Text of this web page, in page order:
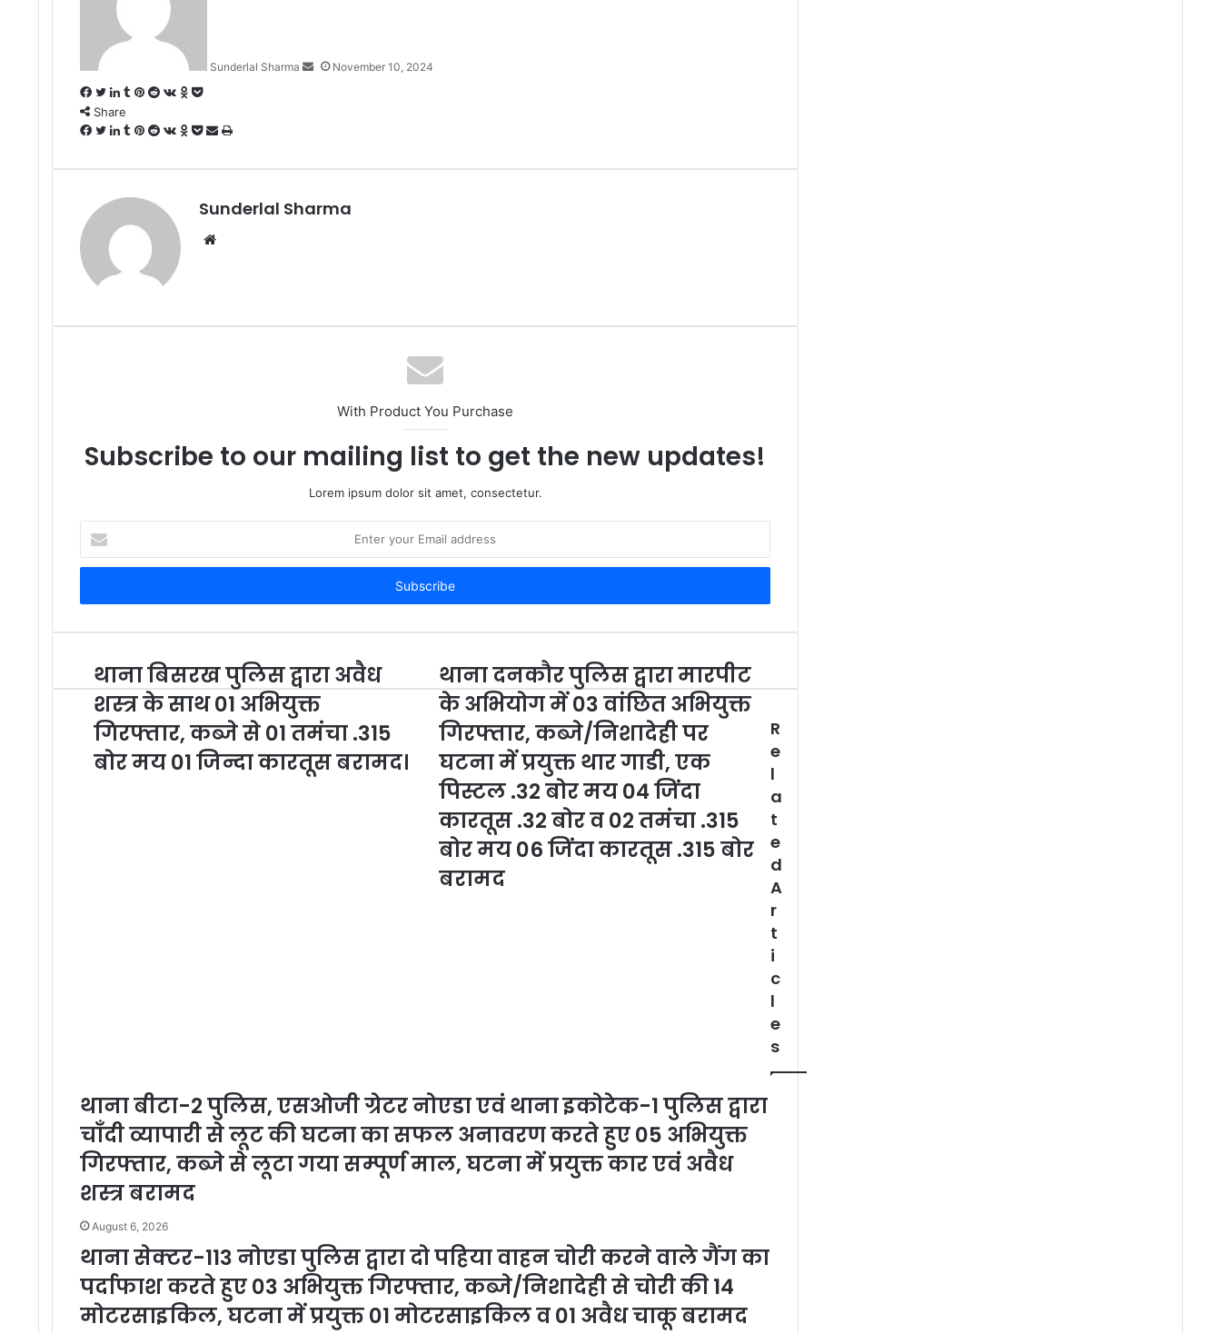
Sunderlal Sharma November 10, 2024
Facebook
Twitter
LinkedIn
Tumblr
Pinterest
RedditVKontakte
Odnoklassniki
Pocket
Share
Facebook
Twitter
LinkedIn
Tumblr
Pinterest
RedditVKontakte
Odnoklassniki
Pocket
Share
Email
Print
Sunderlal Sharma
Website
With Product You Purchase
Subscribe to our mailing list to get the new updates!
Lorem ipsum dolor sit amet, consectetur.
your
Email
थाना बिसरख पुलिस द्वारा अवैध
शस्त्र के साथ 01 अभियुक्त
गिरफ्तार, कब्जे से 01 तमंचा .315
बोर मय 01 जिन्दा कारतूस बरामद।
थाना दनकौर पुलिस द्वारा मारपीट
के अभियोग में 03 वांछित अभियुक्त
गिरफ्तार, कब्जे/निशादेही पर
घटना में प्रयुक्त थार गाडी, एक
पिस्टल .32 बोर मय 04 जिंदा
कारतूस .32 बोर व 02 तमंचा .315
बोर मय 06 जिंदा कारतूस .315 बोर
बरामद
R
e
l
a
t
e
d
A
r
t
i
c
l
e
s
थाना बीटा-2 पुलिस, एसओजी ग्रेटर नोएडा एवं थाना इकोटेक-1 पुलिस द्वारा
चाँदी व्यापारी से लूट की घटना का सफल अनावरण करते हुए 05 अभियुक्त
गिरफ्तार, कब्जे से लूटा गया सम्पूर्ण माल, घटना में प्रयुक्त कार एवं अवैध
शस्त्र बरामद
August 6, 2026
थाना सेक्टर-113 नोएडा पुलिस द्वारा दो पहिया वाहन चोरी करने वाले गैंग का
पर्दाफाश करते हुए 03 अभियुक्त गिरफ्तार, कब्जे/निशादेही से चोरी की 14
मोटरसाइकिल, घटना में प्रयुक्त 01 मोटरसाइकिल व 01 अवैध चाकू बरामद